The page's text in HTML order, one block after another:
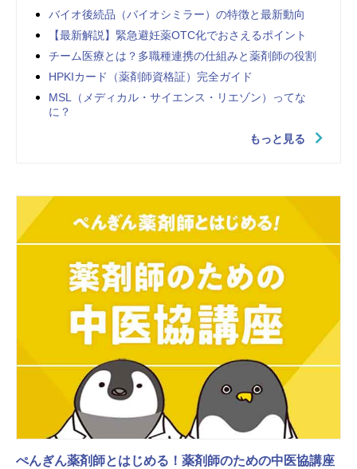
バイオ後続品（バイオシミラー）の特徴と最新動向
【最新解説】緊急避妊薬OTC化でおさえるポイント
チーム医療とは？多職種連携の仕組みと薬剤師の役割
HPKIカード（薬剤師資格証）完全ガイド
MSL（メディカル・サイエンス・リエゾン）ってな
に？
もっと見る
ぺんぎん薬剤師とはじめる！薬剤師のための中医協講座